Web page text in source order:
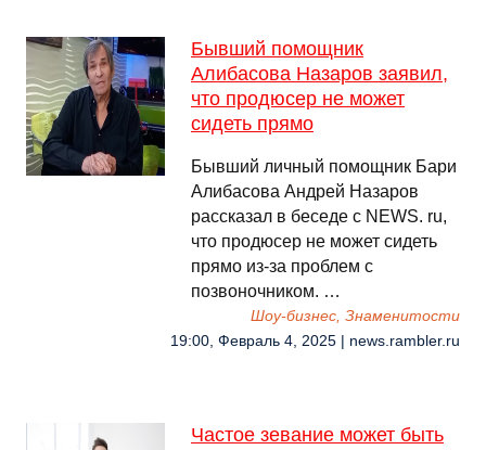
Бывший помощник
Алибасова Назаров заявил,
что продюсер не может
сидеть прямо
Бывший личный помощник Бари
Алибасова Андрей Назаров
рассказал в беседе с NEWS. ru,
что продюсер не может сидеть
прямо из-за проблем с
позвоночником. …
Шоу-бизнес, Знаменитости
19:00, Февраль 4, 2025 | news.rambler.ru
Частое зевание может быть